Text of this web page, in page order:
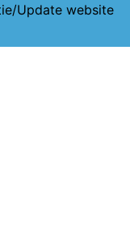
Update website